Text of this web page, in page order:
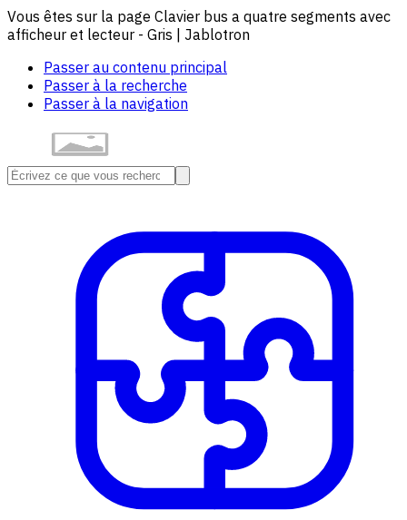
Vous êtes sur la page Clavier bus a quatre segments avec
afficheur et lecteur - Gris | Jablotron
Passer au contenu principal
Passer à la recherche
Passer à la navigation